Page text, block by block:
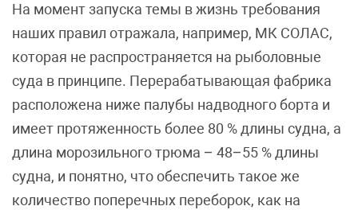
На момент запуска темы в жизнь требования
наших правил отражала, например, МК СОЛАС,
которая не распространяется на рыболовные
суда в принципе. Перерабатывающая фабрика
расположена ниже палубы надводного борта и
имеет протяженность более 80 % длины судна, а
длина морозильного трюма – 48–55 % длины
судна, и понятно, что обеспечить такое же
количество поперечных переборок, как на